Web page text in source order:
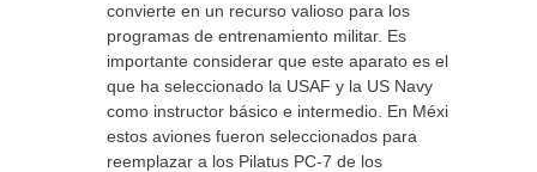
convierte en un recurso valioso para los
programas de entrenamiento militar. Es
importante considerar que este aparato es el
que ha seleccionado la USAF y la US Navy
como instructor básico e intermedio. En México
estos aviones fueron seleccionados para
reemplazar a los Pilatus PC-7 de los